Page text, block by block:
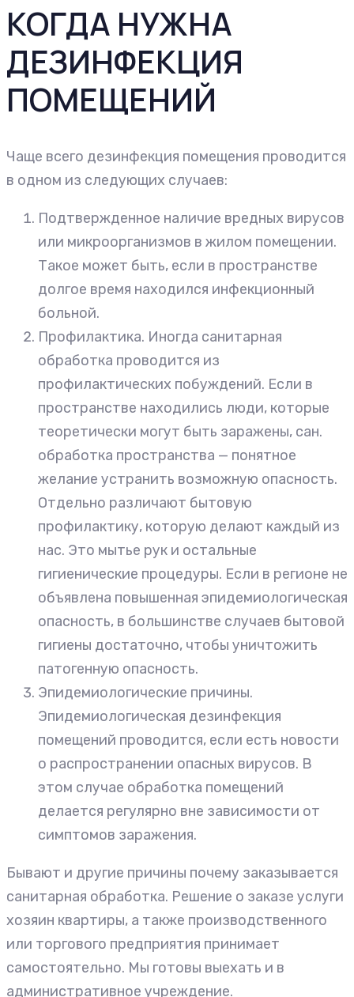
КОГДА НУЖНА
ДЕЗИНФЕКЦИЯ
ПОМЕЩЕНИЙ
Чаще всего дезинфекция помещения проводится
в одном из следующих случаев:
Подтвержденное наличие вредных вирусов
или микроорганизмов в жилом помещении.
Такое может быть, если в пространстве
долгое время находился инфекционный
больной.
Профилактика. Иногда санитарная
обработка проводится из
профилактических побуждений. Если в
пространстве находились люди, которые
теоретически могут быть заражены, сан.
обработка пространства — понятное
желание устранить возможную опасность.
Отдельно различают бытовую
профилактику, которую делают каждый из
нас. Это мытье рук и остальные
гигиенические процедуры. Если в регионе не
объявлена повышенная эпидемиологическая
опасность, в большинстве случаев бытовой
гигиены достаточно, чтобы уничтожить
патогенную опасность.
Эпидемиологические причины.
Эпидемиологическая дезинфекция
помещений проводится, если есть новости
о распространении опасных вирусов. В
этом случае обработка помещений
делается регулярно вне зависимости от
симптомов заражения.
Бывают и другие причины почему заказывается
санитарная обработка. Решение о заказе услуги
хозяин квартиры, а также производственного
или торгового предприятия принимает
самостоятельно. Мы готовы выехать и в
административное учреждение.